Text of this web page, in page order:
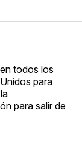
todos los
para
para salir de